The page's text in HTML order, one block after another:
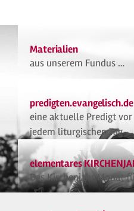
Materialien
aus unserem Fundus …
predigten.evangelisch.de
eine aktuelle Predigt vor
jedem liturgischen Tag
elementares
Das Kirchenjahr Monat